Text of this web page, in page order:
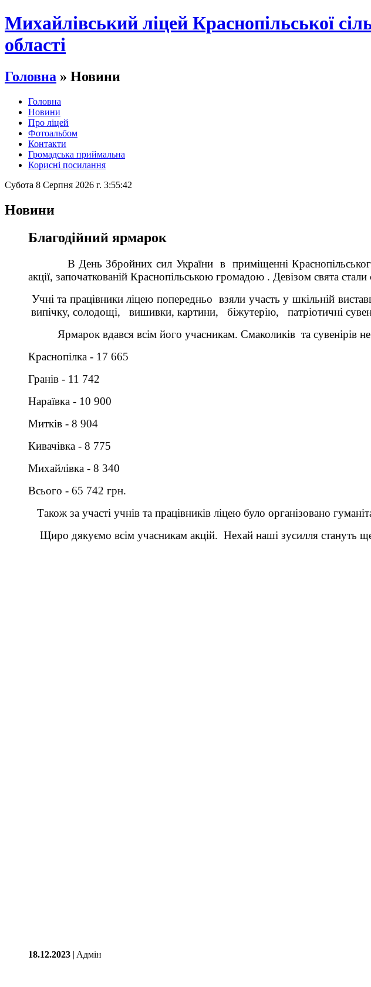
Михайлівський ліцей Краснопільської
області
Головна » Новини
Головна
Новини
Про ліцей
Фотоальбом
Контакти
Громадська приймальна
Корисні посилання
Субота 8 Серпня 2026 г. 3:55:43
Новини
Благодійний ярмарок
В День Збройних сил України в приміщенні
акції, започаткованій Краснопільською громадою . Девізом свята стали
Учні та працівники ліцею попередньо взяли участь у шкільній
випічку, солодощі, вишивки, картини, біжутерію, патріотичні
Ярмарок вдався всім його учасникам. Смаколиків та сувенірів
Краснопілка - 17 665
Гранів - 11 742
Нараївка - 10 900
Митків - 8 904
Кивачівка - 8 775
Михайлівка - 8 340
Всього - 65 742 грн.
Також за участі учнів та працівників ліцею було організовано
Щиро дякуємо всім учасникам акцій. Нехай наші зусилля стануть
18.12.2023 | Aдмін